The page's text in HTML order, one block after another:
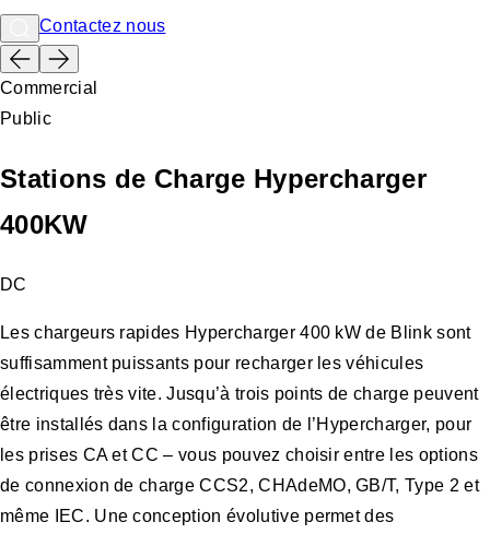
Contactez nous
Commercial
Public
Stations de Charge Hypercharger
400KW
DC
Les chargeurs rapides Hypercharger 400 kW de Blink sont
suffisamment puissants pour recharger les véhicules
électriques très vite. Jusqu’à trois points de charge peuvent
être installés dans la configuration de l’Hypercharger, pour
les prises CA et CC – vous pouvez choisir entre les options
de connexion de charge CCS2, CHAdeMO, GB/T, Type 2 et
même IEC. Une conception évolutive permet des